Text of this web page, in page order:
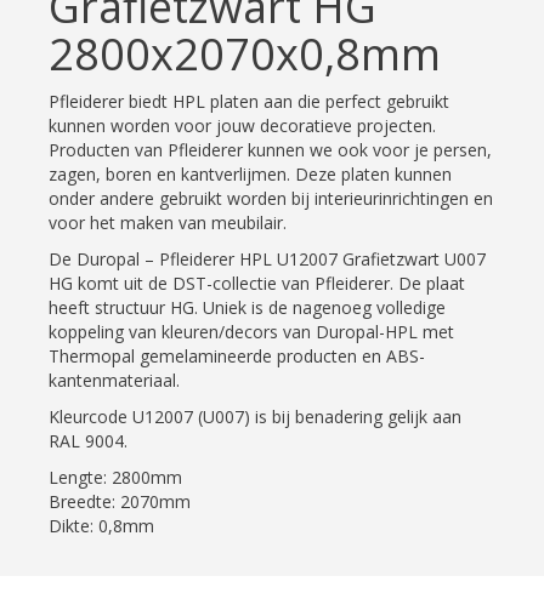
2800x2070x0,8mm
Pfleiderer biedt HPL platen aan die perfect gebruikt
kunnen worden voor jouw decoratieve projecten.
Producten van Pfleiderer kunnen we ook voor je persen,
zagen, boren en kantverlijmen. Deze platen kunnen
onder andere gebruikt worden bij interieurinrichtingen en
voor het maken van meubilair.
De Duropal – Pfleiderer HPL U12007 Grafietzwart U007
HG komt uit de DST-collectie van Pfleiderer. De plaat
heeft structuur HG. Uniek is de nagenoeg volledige
koppeling van kleuren/decors van Duropal-HPL met
Thermopal gemelamineerde producten en ABS-
kantenmateriaal.
Kleurcode U12007 (U007) is bij benadering gelijk aan
RAL 9004.
Lengte: 2800mm
Breedte: 2070mm
Dikte: 0,8mm